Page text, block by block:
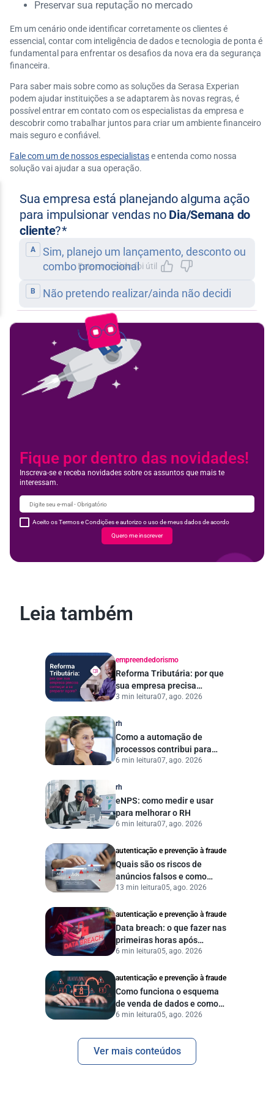
Preservar sua reputação no mercado
Em um cenário onde identificar corretamente os clientes é
essencial, contar com inteligência de dados e tecnologia de ponta é
fundamental para enfrentar os desafios da nova era da segurança
financeira.
Para saber mais sobre como as soluções da Serasa Experian
podem ajudar instituições a se adaptarem às novas regras, é
possível entrar em contato com os especialistas da empresa e
descobrir como trabalhar juntos para criar um ambiente financeiro
mais seguro e confiável.
Fale com um de nossos especialistase entenda como nossa
solução vai ajudar a sua operação.
Este conteúdo foi útil
Fique por dentro das novidades!
Inscreva-se e receba novidades sobre os assuntos que mais te
interessam.
Aceito os Termos e Condições e autorizo o uso de meus dados de acordo
Quero me inscrever
Leia também
empreendedorismo
Reforma Tributária: por que
sua empresa precisa
começar a se preparar
3 min leitura07, ago. 2026
rh
Como a automação de
processos contribui para
uma gestão pública mais
6 min leitura07, ago. 2026
rh
eNPS: como medir e usar
para melhorar o RH
6 min leitura07, ago. 2026
autenticação e prevenção à fraude
Quais são os riscos de
anúncios falsos e como
proteger seu negócio?
13 min leitura05, ago. 2026
autenticação e prevenção à fraude
Data breach: o que fazer nas
primeiras horas após
vazamento de dados?
6 min leitura05, ago. 2026
autenticação e prevenção à fraude
Como funciona o esquema
de venda de dados e como
proteger sua empresa?
6 min leitura05, ago. 2026
Ver mais conteúdos